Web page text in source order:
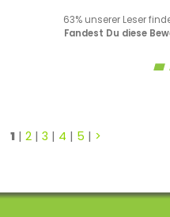
63% unserer Leser
Fandest Du diese
1| 2| 3 | 4 | 5 | >